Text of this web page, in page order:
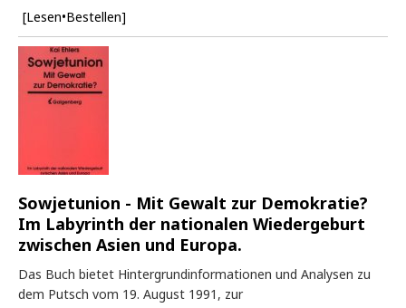
[Lesen•Bestellen]
Sowjetunion - Mit Gewalt zur Demokratie?
Im Labyrinth der nationalen Wiedergeburt
zwischen Asien und Europa.
Das Buch bietet Hintergrundinformationen und Analysen zu
dem Putsch vom 19. August 1991, zur